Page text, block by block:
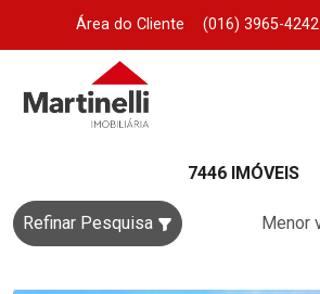
Área do Cliente (016) 3965-4242
7446 IMÓVEIS
Refinar Pesquisa